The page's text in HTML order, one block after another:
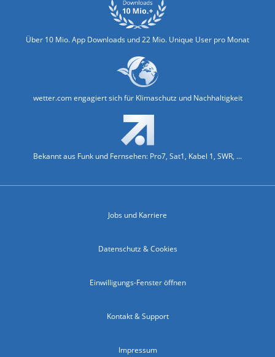
Über 10 Mio. App Downloads und 22 Mio. Unique User pro Monat
wetter.com engagiert sich für Klimaschutz und Nachhaltigkeit
Bekannt aus Funk und Fernsehen: Pro7, Sat1, Kabel 1, SWR, ...
Jobs und Karriere
Datenschutz & Cookies
Einwilligungs-Fenster öffnen
Kontakt & Support
Impressum